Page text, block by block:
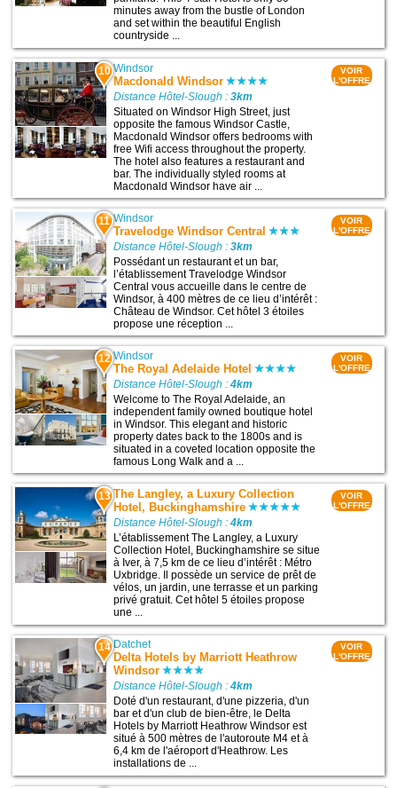
minutes away from the bustle of London
and set within the beautiful English
countryside ...
10 Windsor
Macdonald Windsor
Distance Hôtel-Slough :3km
Situated on Windsor High Street, just
opposite the famous Windsor Castle,
Macdonald Windsor offers bedrooms with
free Wifi access throughout the property.
The hotel also features a restaurant and
bar. The individually styled rooms at
Macdonald Windsor have air ...
VOIR
L'OFFRE
11 Windsor
Travelodge Windsor Central
Distance Hôtel-Slough :3km
Possédant un restaurant et un bar,
l’établissement Travelodge Windsor
Central vous accueille dans le centre de
Windsor, à 400 mètres de ce lieu d’intérêt :
Château de Windsor. Cet hôtel 3 étoiles
propose une réception ...
VOIR
L'OFFRE
12 Windsor
The Royal Adelaide Hotel
Distance Hôtel-Slough :4km
Welcome to The Royal Adelaide, an
independent family owned boutique hotel
in Windsor. This elegant and historic
property dates back to the 1800s and is
situated in a coveted location opposite the
famous Long Walk and a ...
VOIR
L'OFFRE
13 The Langley, a Luxury Collection
Hotel, Buckinghamshire
Distance Hôtel-Slough :4km
L’établissement The Langley, a Luxury
Collection Hotel, Buckinghamshire se situe
à Iver, à 7,5 km de ce lieu d’intérêt : Métro
Uxbridge. Il possède un service de prêt de
vélos, un jardin, une terrasse et un parking
privé gratuit. Cet hôtel 5 étoiles propose
une ...
VOIR
L'OFFRE
14 Datchet
Delta Hotels by Marriott Heathrow
Windsor
Distance Hôtel-Slough :4km
Doté d'un restaurant, d'une pizzeria, d'un
bar et d'un club de bien-être, le Delta
Hotels by Marriott Heathrow Windsor est
situé à 500 mètres de l'autoroute M4 et à
6,4 km de l'aéroport d'Heathrow. Les
installations de ...
VOIR
L'OFFRE